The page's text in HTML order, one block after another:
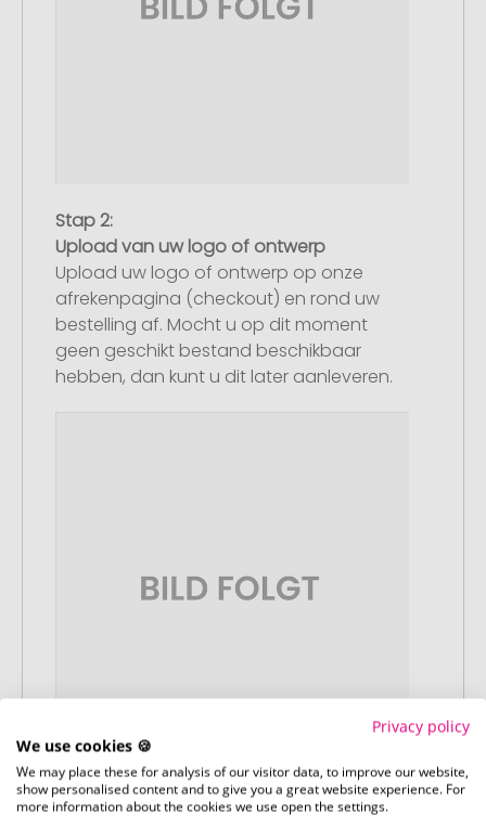
Stap 2:
Upload van uw logo of ontwerp
Upload uw logo of ontwerp op onze
afrekenpagina (checkout) en rond uw
bestelling af. Mocht u op dit moment
geen geschikt bestand beschikbaar
hebben, dan kunt u dit later aanleveren.
Stap 3:
Privacy policy
We use cookies 🍪
We may place these for analysis of our visitor data, to improve our website,
show personalised content and to give you a great website experience. For
more information about the cookies we use open the settings.